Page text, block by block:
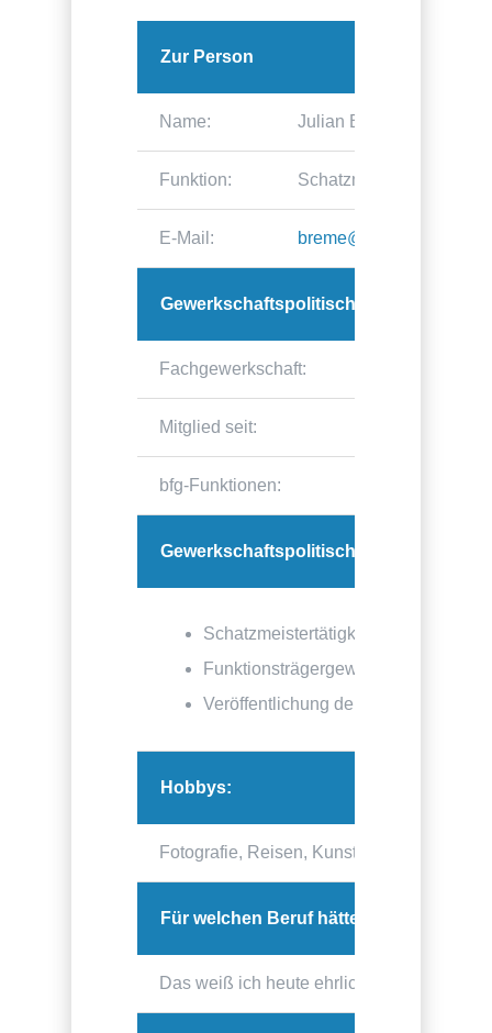
Zur Person
Name: Julian Breme
Funktion: Schatzmeister der dbb
E-Mail: breme@dbbjb.de
Gewerkschaftspolitischer Weg:
Fachgewerkschaft:
Mitglied seit:
bfg-Funktionen:
Gewerkschaftspolitisches
Schatzmeistertätigkeit
Funktionsträgergewinnung
Veröffentlichung der dbbjb-Beiträge
Hobbys:
Fotografie, Reisen, Kunst und Musik
Für welchen Beruf hättest du dich
Das weiß ich heute ehrlich gesagt nicht